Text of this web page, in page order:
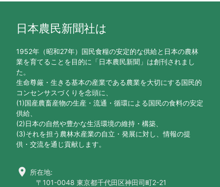
日本農民新聞社は
1952年（昭和27年）国民食糧の安定的な供給と日本の農林
業を育てることを目的に「日本農民新聞」は創刊されまし
た。
生命尊厳・生きる基本の産業である農業を大切にする国民的
コンセンサスづくりを念頭に、
(1)国産農畜産物の生産・流通・循環による国民の食料の安定
供給、
(2)日本の自然や豊かな生活環境の維持・構築、
(3)それを担う農林水産業の自立・発展に対し、情報の提
供・交流を通じ貢献します。
location_on 所在地:
〒101-0048 東京都千代田区神田司町2-21